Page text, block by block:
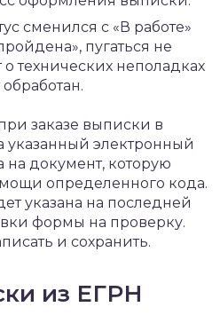
сменился с «В работе»
пугаться не
о технических неполадках
заказе выписки в
электронный
на документ, которую
определенного кода.
указана на последней
формы на проверку.
и сохранить.
из ЕГРН